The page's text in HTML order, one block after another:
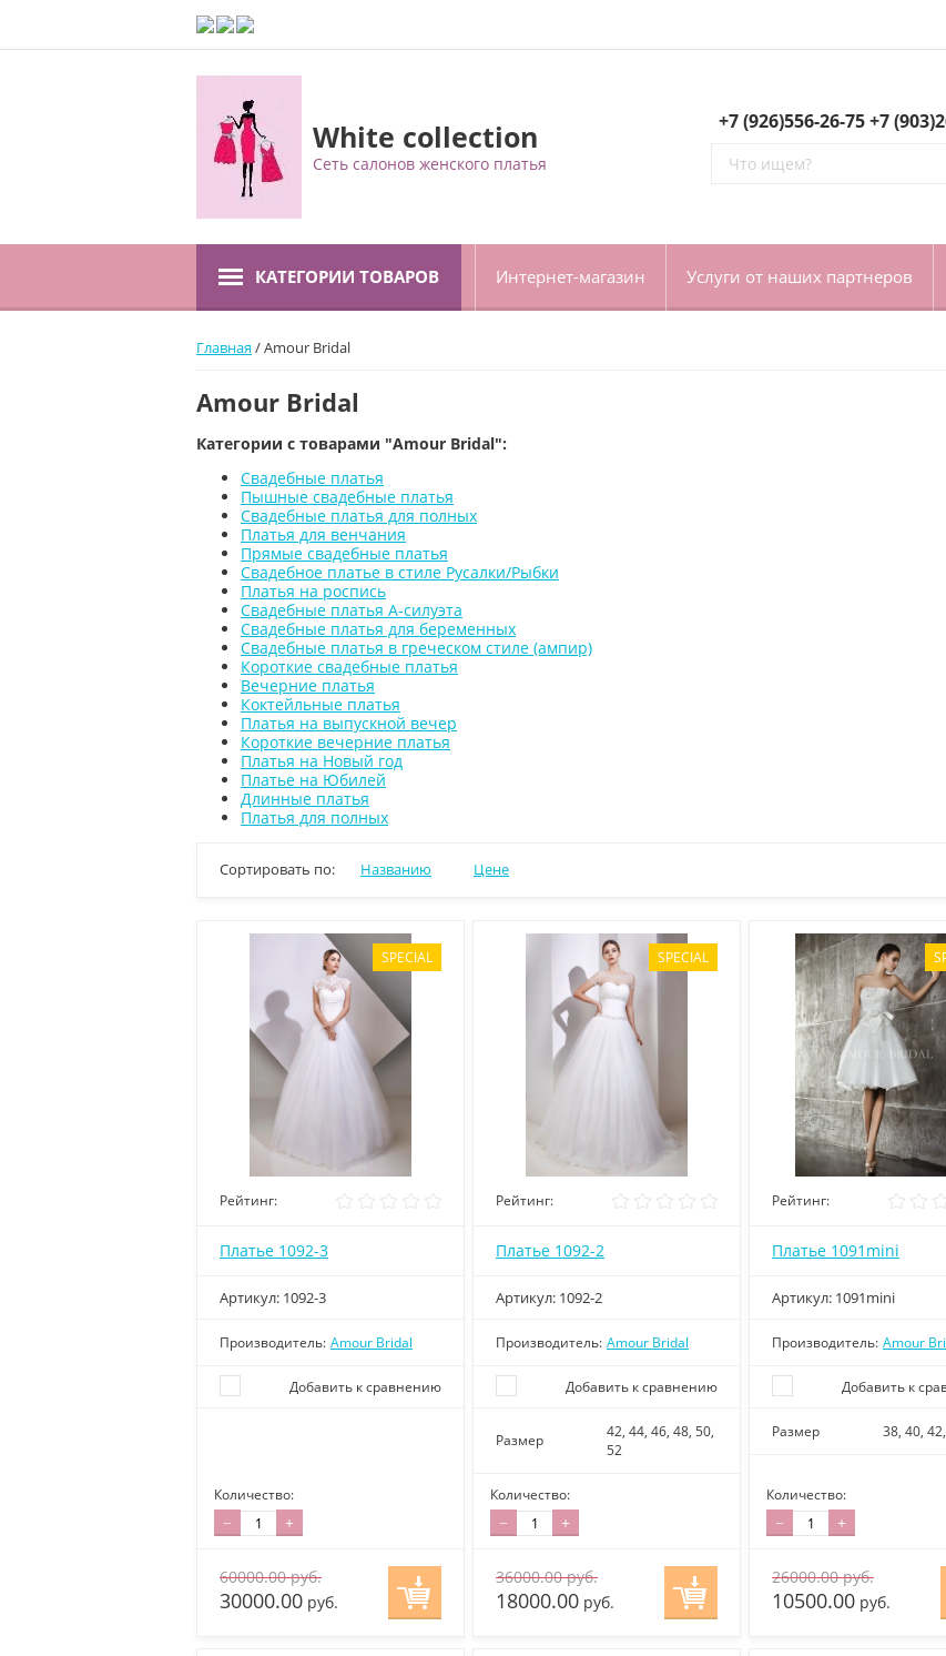
White collection
Сеть салонов женского платья
+7 (926)556-26-75+7
КАТЕГОРИИ ТОВАРОВ Интернет-магазин Услуги от наших партнеров
Главная/ Amour Bridal
Amour Bridal
Категории с товарами "Amour Bridal":
Свадебные платья
Пышные свадебные платья
Свадебные платья для полных
Платья для венчания
Прямые свадебные платья
Свадебное платье в стиле Русалки/Рыбки
Платья на роспись
Свадебные платья А-силуэта
Свадебные платья для беременных
Свадебные платья в греческом стиле (ампир)
Короткие свадебные платья
Вечерние платья
Коктейльные платья
Платья на выпускной вечер
Короткие вечерние платья
Платья на Новый год
Платье на Юбилей
Длинные платья
Платья для полных
Сортировать по: Названию Цене
SPECIAL
Рейтинг:
Платье 1092-3
Артикул: 1092-3
Производитель: Amour Bridal
Добавить к сравнению
Количество:
− +
60000.00руб.
30000.00 руб.
SPECIAL
Рейтинг:
Платье 1092-2
Артикул: 1092-2
Производитель: Amour Bridal
Добавить к сравнению
Размер
42, 44, 46, 48, 50,
52
Количество:
− +
36000.00руб.
18000.00 руб.
Рейтинг:
Платье 1091mini
Артикул: 1091mini
Производитель: Amour
Добавить к
Размер 38, 40,
Количество:
− +
26000.00руб.
10500.00 руб.